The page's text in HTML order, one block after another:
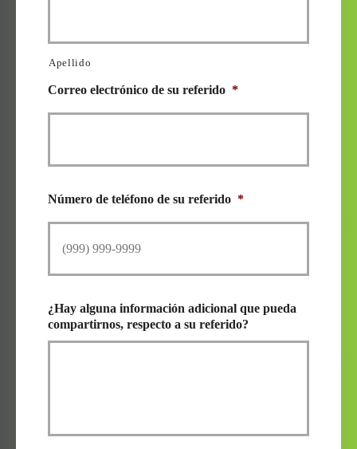
Apellido
Correo electrónico de su referido *
Número de teléfono de su referido *
¿Hay alguna información adicional que pueda
compartirnos, respecto a su referido?